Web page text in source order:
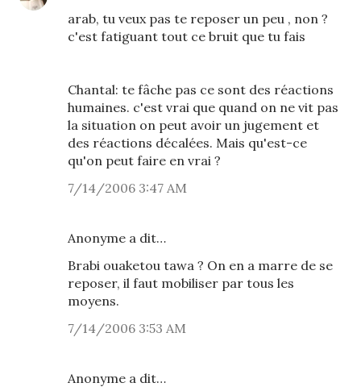
arab, tu veux pas te reposer un peu , non ?
c'est fatiguant tout ce bruit que tu fais
Chantal: te fâche pas ce sont des réactions
humaines. c'est vrai que quand on ne vit pas
la situation on peut avoir un jugement et
des réactions décalées. Mais qu'est-ce
qu'on peut faire en vrai ?
7/14/2006 3:47 AM
Anonyme a dit…
Brabi ouaketou tawa ? On en a marre de se
reposer, il faut mobiliser par tous les
moyens.
7/14/2006 3:53 AM
Anonyme a dit…